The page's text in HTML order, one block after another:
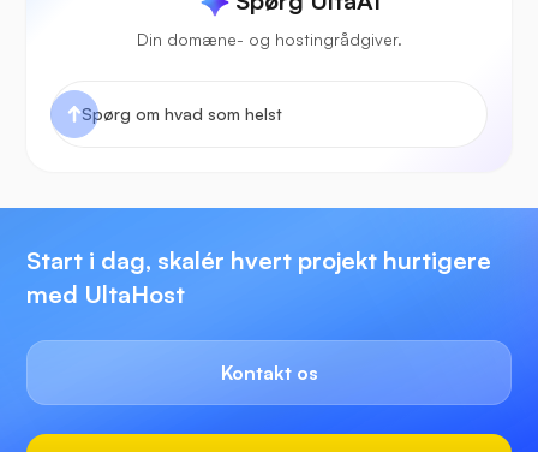
Din domæne- og hostingrådgiver.
Start i dag, skalér hvert projekt hurtigere
med UltaHost
Kontakt os